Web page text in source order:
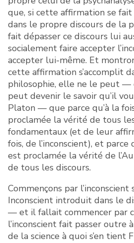
que, si cette affirmation se fait
dans le propre discours de la
fait dépasser ce discours lui
socialement faire accepter
accepter lui-même. Et
cette affirmation s’accomplit
philosophie, elle ne le peut —
peut devenir le savoir qu’il
Platon — que parce qu’à la
proclamée la vérité de tous
fondamentaux (et de leur
fois, de l’inconscient), et parce
est proclamée la vérité de
de tous les discours.
Commençons par l’inconscient
Inconscient introduit dans le
— et il fallait commencer par
l’inconscient fait passer outre
de la science à quoi s’en tient